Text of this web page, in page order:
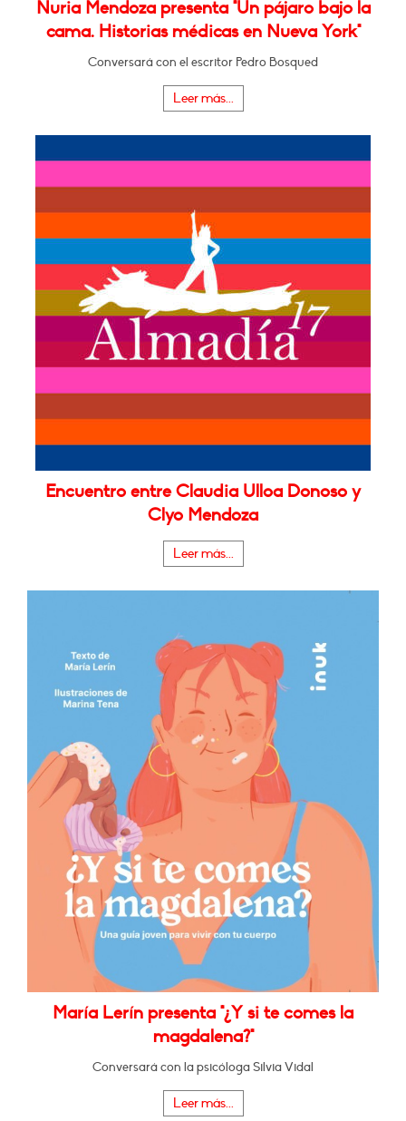
Nuria Mendoza presenta "Un pájaro bajo la
cama. Historias médicas en Nueva York"
Conversará con el escritor Pedro Bosqued
Leer más...
Encuentro entre Claudia Ulloa Donoso y
Clyo Mendoza
Leer más...
María Lerín presenta "¿Y si te comes la
magdalena?"
Conversará con la psicóloga Silvia Vidal
Leer más...